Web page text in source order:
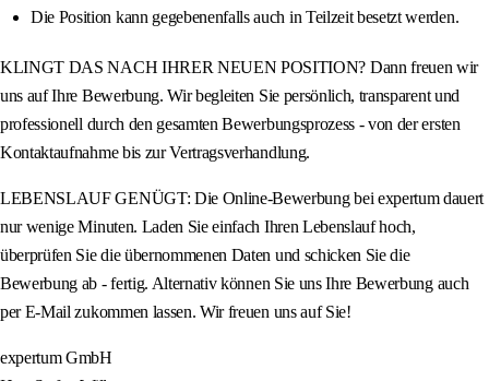
Die Position kann gegebenenfalls auch in Teilzeit besetzt werden.
KLINGT DAS NACH IHRER NEUEN POSITION? Dann freuen wir
uns auf Ihre Bewerbung. Wir begleiten Sie persönlich, transparent und
professionell durch den gesamten Bewerbungsprozess - von der ersten
Kontaktaufnahme bis zur Vertragsverhandlung.
LEBENSLAUF GENÜGT: Die Online-Bewerbung bei expertum dauert
nur wenige Minuten. Laden Sie einfach Ihren Lebenslauf hoch,
überprüfen Sie die übernommenen Daten und schicken Sie die
Bewerbung ab - fertig. Alternativ können Sie uns Ihre Bewerbung auch
per E-Mail zukommen lassen. Wir freuen uns auf Sie!
expertum GmbH